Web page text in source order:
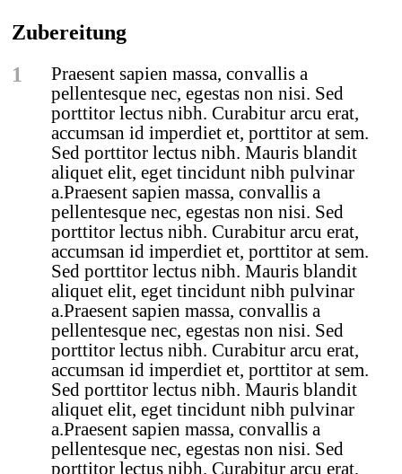
Zubereitung
1
Praesent sapien massa, convallis a
pellentesque nec, egestas non nisi. Sed
porttitor lectus nibh. Curabitur arcu erat,
accumsan id imperdiet et, porttitor at sem.
Sed porttitor lectus nibh. Mauris blandit
aliquet elit, eget tincidunt nibh pulvinar
a.Praesent sapien massa, convallis a
pellentesque nec, egestas non nisi. Sed
porttitor lectus nibh. Curabitur arcu erat,
accumsan id imperdiet et, porttitor at sem.
Sed porttitor lectus nibh. Mauris blandit
aliquet elit, eget tincidunt nibh pulvinar
a.Praesent sapien massa, convallis a
pellentesque nec, egestas non nisi. Sed
porttitor lectus nibh. Curabitur arcu erat,
accumsan id imperdiet et, porttitor at sem.
Sed porttitor lectus nibh. Mauris blandit
aliquet elit, eget tincidunt nibh pulvinar
a.Praesent sapien massa, convallis a
pellentesque nec, egestas non nisi. Sed
porttitor lectus nibh. Curabitur arcu erat,